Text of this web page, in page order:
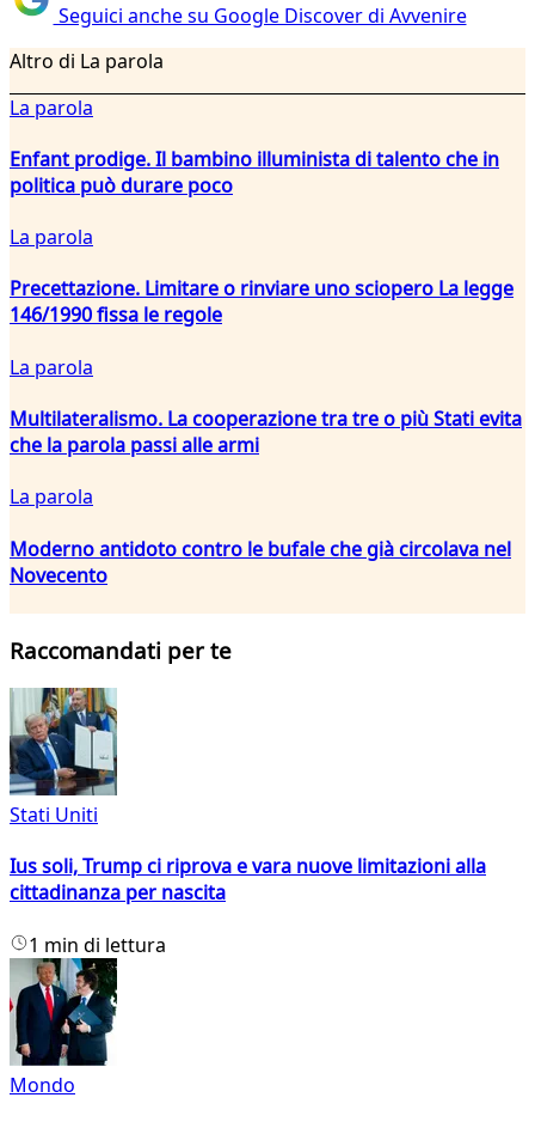
Seguici anche su Google Discover di Avvenire
Altro di La parola
La parola
Enfant prodige. Il bambino illuminista di talento che in
politica può durare poco
La parola
Precettazione. Limitare o rinviare uno sciopero La legge
146/1990 fissa le regole
La parola
Multilateralismo. La cooperazione tra tre o più Stati evita
che la parola passi alle armi
La parola
Moderno antidoto contro le bufale che già circolava nel
Novecento
Raccomandati per te
Stati Uniti
Ius soli, Trump ci riprova e vara nuove limitazioni alla
cittadinanza per nascita
1 min di lettura
Mondo